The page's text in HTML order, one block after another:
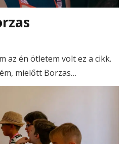
az én ötletem volt ez a cikk.
mielőtt Borzas…